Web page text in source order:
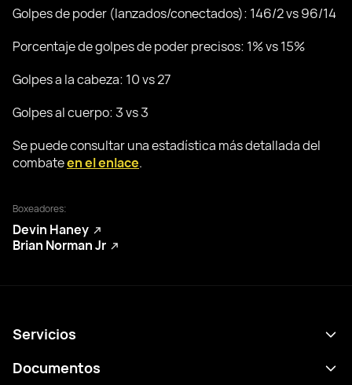
Golpes de poder (lanzados/conectados): 146/2 vs 96/14
Porcentaje de golpes de poder precisos: 1% vs 15%
Golpes a la cabeza: 10 vs 27
Golpes al cuerpo: 3 vs 3
Se puede consultar una estadística más detallada del
combateen el enlace.
Boxeadores:
Devin Haney
Brian Norman Jr
Servicios
Calendario
Documentos